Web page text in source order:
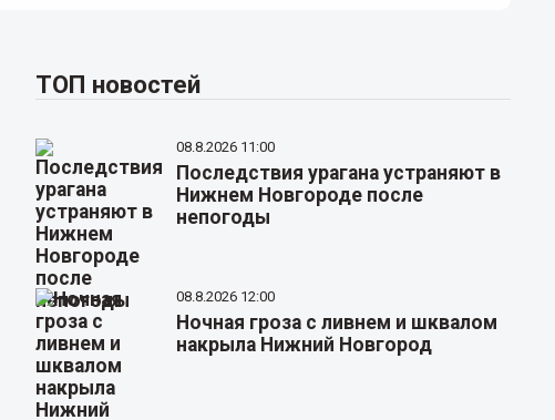
ТОП новостей
08.8.2026 11:00
Последствия урагана устраняют в
Нижнем Новгороде после
непогоды
08.8.2026 12:00
Ночная гроза с ливнем и шквалом
накрыла Нижний Новгород